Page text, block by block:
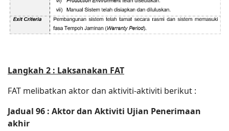
Langkah 2 : Laksanakan FAT
FAT melibatkan aktor dan aktiviti-aktiviti berikut :
Jadual 96 : Aktor dan Aktiviti Ujian Penerimaan
akhir